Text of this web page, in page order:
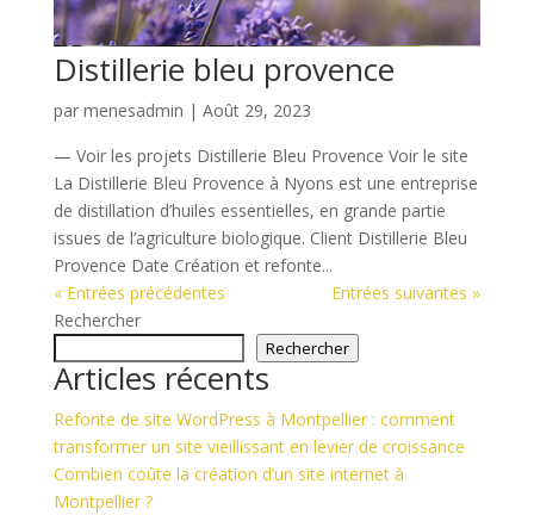
Distillerie bleu provence
par menesadmin | Août 29, 2023
— Voir les projets Distillerie Bleu Provence Voir le site
La Distillerie Bleu Provence à Nyons est une entreprise
de distillation d’huiles essentielles, en grande partie
issues de l’agriculture biologique. Client Distillerie Bleu
Provence Date Création et refonte...
« Entrées précédentes
Entrées suivantes »
Rechercher
Rechercher
Articles récents
Refonte de site WordPress à Montpellier : comment
transformer un site vieillissant en levier de croissance
Combien coûte la création d’un site internet à
Montpellier ?